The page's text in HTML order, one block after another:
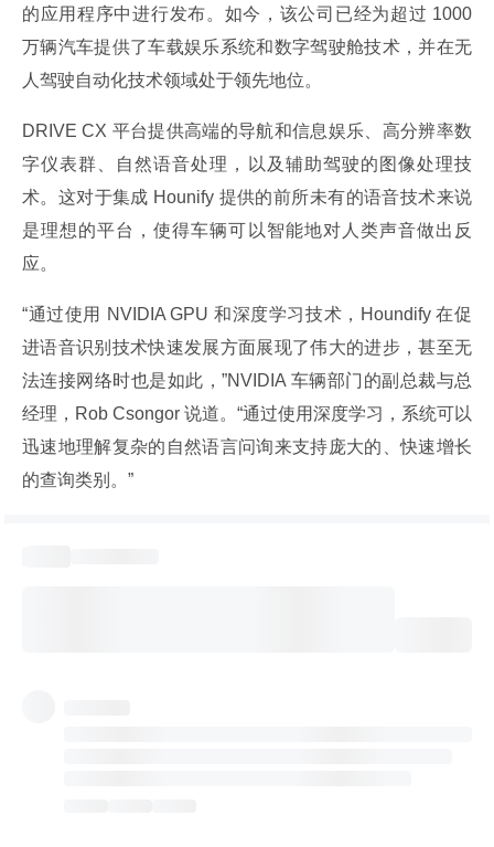
的应用程序中进行发布。如今，该公司已经为超过 1000
万辆汽车提供了车载娱乐系统和数字驾驶舱技术，并在无
人驾驶自动化技术领域处于领先地位。
DRIVE CX 平台提供高端的导航和信息娱乐、高分辨率数
字仪表群、自然语音处理，以及辅助驾驶的图像处理技
术。这对于集成 Hounify 提供的前所未有的语音技术来说
是理想的平台，使得车辆可以智能地对人类声音做出反
应。
“通过使用 NVIDIA GPU 和深度学习技术，Houndify 在促
进语音识别技术快速发展方面展现了伟大的进步，甚至无
法连接网络时也是如此，”NVIDIA 车辆部门的副总裁与总
经理，Rob Csongor 说道。“通过使用深度学习，系统可以
迅速地理解复杂的自然语言问询来支持庞大的、快速增长
的查询类别。”